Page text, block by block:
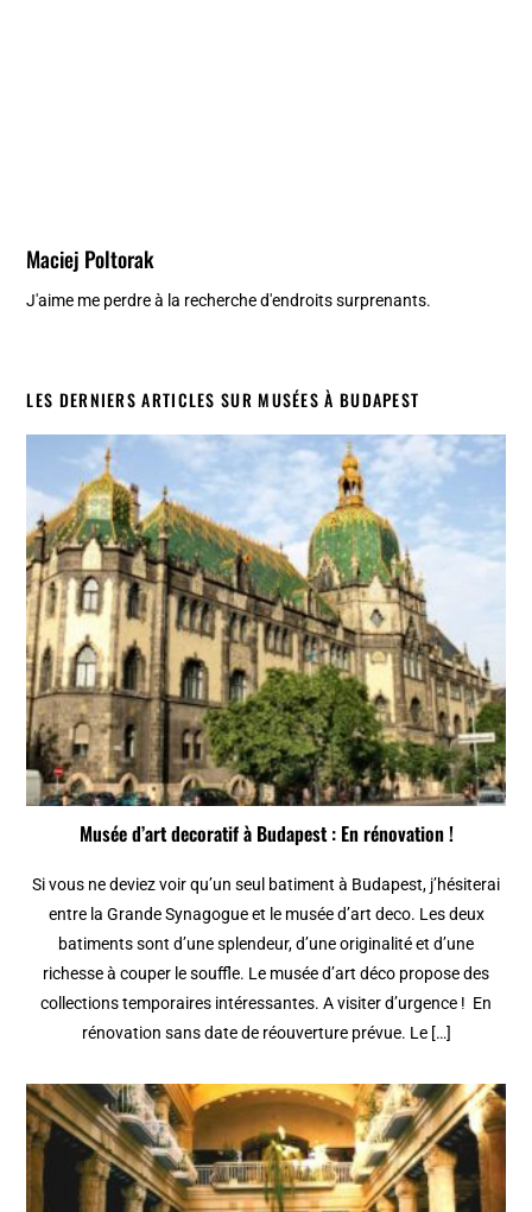
Maciej Poltorak
J'aime me perdre à la recherche d'endroits surprenants.
LES DERNIERS ARTICLES SUR MUSÉES À BUDAPEST
Musée d’art decoratif à Budapest : En rénovation !
Si vous ne deviez voir qu’un seul batiment à Budapest, j’hésiterai
entre la Grande Synagogue et le musée d’art deco. Les deux
batiments sont d’une splendeur, d’une originalité et d’une
richesse à couper le souffle. Le musée d’art déco propose des
collections temporaires intéressantes. A visiter d’urgence ! En
rénovation sans date de réouverture prévue. Le […]